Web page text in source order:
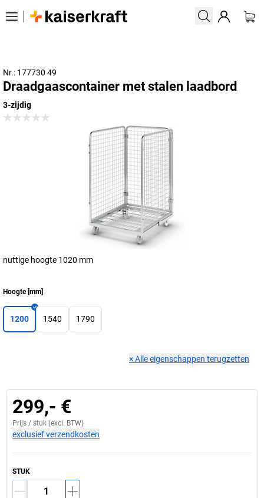
Nr.: 177730 49
Draadgaascontainer met stalen laadbord
3-zijdig
nuttige hoogte 1020 mm
Hoogte[mm]
1200 1540 1790
×Alle eigenschappen terugzetten
299,- €
Prijs / stuk (excl. BTW)
exclusief verzendkosten
STUK